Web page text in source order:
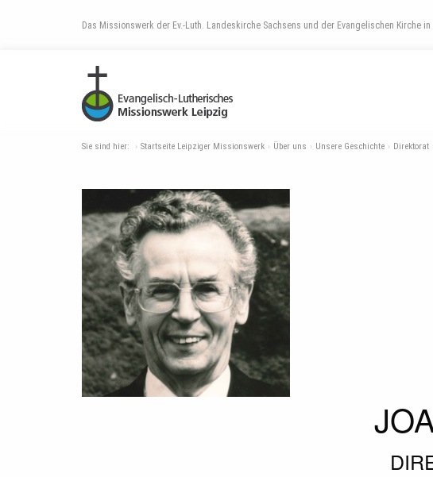
Das Missionswerk der Ev.-Luth. Landeskirche Sachsens und der Evangelischen Kirche
Sie sind hier: Startseite Leipziger Missionswerk Über uns Unsere Geschichte Direktorat